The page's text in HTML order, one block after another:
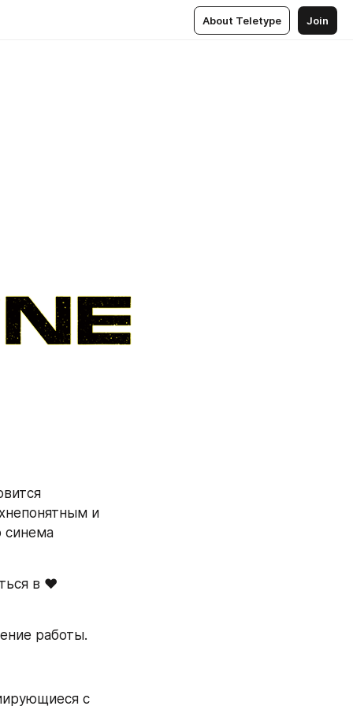
About Teletype Join
и
синема
в ♥
работы.
с